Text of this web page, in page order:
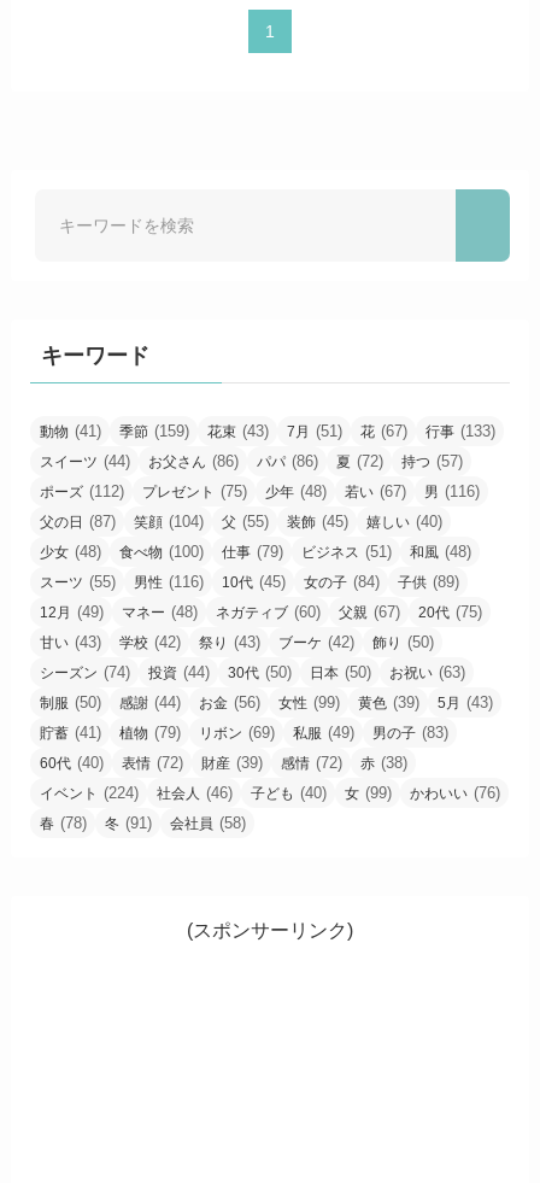
1
キーワード
動物 (41) 季節 (159) 花束 (43) 7月 (51) 花 (67) 行事 (133)
スイーツ (44) お父さん (86) パパ (86) 夏 (72) 持つ (57)
ポーズ (112) プレゼント (75) 少年 (48) 若い (67) 男 (116)
父の日 (87) 笑顔 (104) 父 (55) 装飾 (45) 嬉しい (40)
少女 (48) 食べ物 (100) 仕事 (79) ビジネス (51) 和風 (48)
スーツ (55) 男性 (116) 10代 (45) 女の子 (84) 子供 (89)
12月 (49) マネー (48) ネガティブ (60) 父親 (67) 20代 (75)
甘い (43) 学校 (42) 祭り (43) ブーケ (42) 飾り (50)
シーズン (74) 投資 (44) 30代 (50) 日本 (50) お祝い (63)
制服 (50) 感謝 (44) お金 (56) 女性 (99) 黄色 (39) 5月 (43)
貯蓄 (41) 植物 (79) リボン (69) 私服 (49) 男の子 (83)
60代 (40) 表情 (72) 財産 (39) 感情 (72) 赤 (38)
イベント (224) 社会人 (46) 子ども (40) 女 (99) かわいい (76)
春 (78) 冬 (91) 会社員 (58)
(スポンサーリンク)